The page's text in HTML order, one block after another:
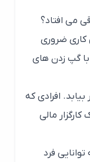
افتاد؟
ضروری
زدن های
افرادی که
مالی
فرد